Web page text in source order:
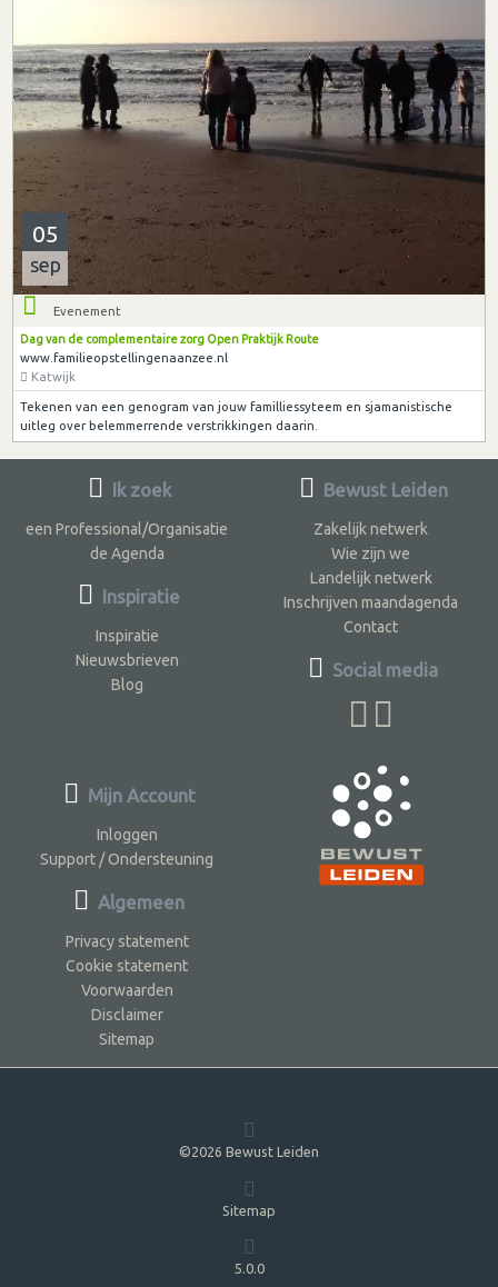
05
sep
Evenement
Dag van de complementaire zorg Open Praktijk Route
www.familieopstellingenaanzee.nl
Katwijk
Tekenen van een genogram van jouw familliessyteem en sjamanistische
uitleg over belemmerrende verstrikkingen daarin.
Ik zoek
een Professional/Organisatie
de Agenda
Inspiratie
Inspiratie
Nieuwsbrieven
Blog
Bewust Leiden
Zakelijk netwerk
Wie zijn we
Landelijk netwerk
Inschrijven maandagenda
Contact
Social media
Mijn Account
Inloggen
Support / Ondersteuning
Algemeen
Privacy statement
Cookie statement
Voorwaarden
Disclaimer
Sitemap
©2026 Bewust Leiden
Sitemap
5.0.0